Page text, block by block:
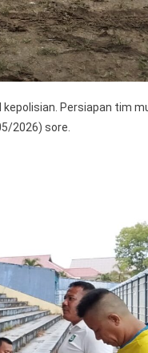
Persiapan tim
2026) sore.